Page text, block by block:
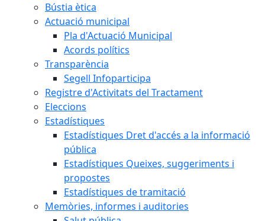
Bústia ètica
Actuació municipal
Pla d'Actuació Municipal
Acords polítics
Transparència
Segell Infoparticipa
Registre d'Activitats del Tractament
Eleccions
Estadístiques
Estadístiques Dret d'accés a la informació
pública
Estadístiques Queixes, suggeriments i
propostes
Estadístiques de tramitació
Memòries, informes i auditories